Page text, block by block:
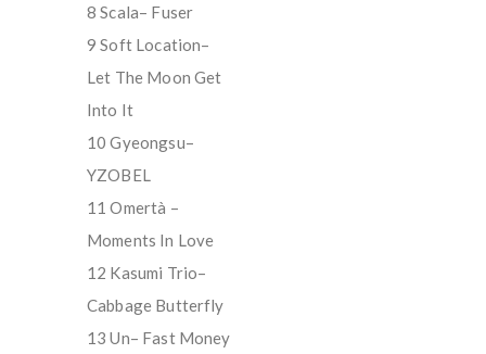
8 Scala– Fuser
9 Soft Location–
Let The Moon Get
Into It
10 Gyeongsu–
YZOBEL
11 Omertà –
Moments In Love
12 Kasumi Trio–
Cabbage Butterfly
13 Un– Fast Money